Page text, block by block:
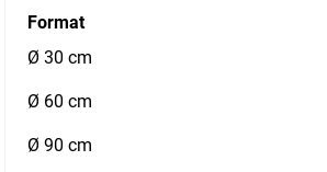
Format
Ø 30 cm
Ø 60 cm
Ø 90 cm